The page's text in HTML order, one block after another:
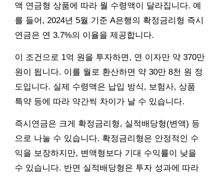
액 연금형 상품에 따라 월 수령액이 달라집니다. 예
를 들어, 2024년 5월 기준 A은행의 확정금리형 즉시
연금은 연 3.7%의 이율을 제공합니다.
이 조건으로 1억 원을 투자하면, 연 이자만 약 370만
원이 됩니다. 이를 월로 환산하면 약 30만 8천 원 정
도입니다. 실제 수령액은 납입 방식, 보험사, 상품
특약 등에 따라 약간씩 차이가 날 수 있습니다.
즉시연금은 크게 확정금리형, 실적배당형(변액) 등
으로 나눌 수 있습니다. 확정금리형은 안정적인 수
익을 보장하지만, 변액형보다 기대 수익률이 낮을
수 있습니다. 반면 실적배당형은 투자 성과에 따라